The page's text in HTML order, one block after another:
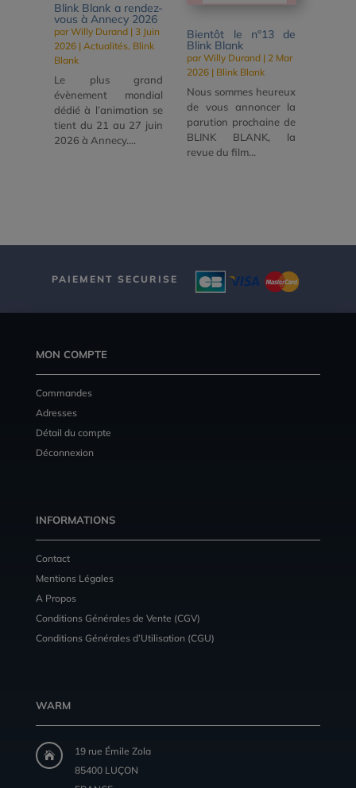
Blink Blank a rendez-
vous à Annecy 2026
parWilly Durand | 3 Juin
2026 |Actualités, Blink
Blank
Le plus grand
évènement mondial
dédié à l’animation se
tient du 21 au 27 juin
2026 à Annecy....
Bientôt le n°13 de
Blink Blank
parWilly Durand | 2 Mar
2026 | Blink Blank
Nous sommes heureux
de vous annoncer la
parution prochaine de
BLINK BLANK, la
revue du film...
PAIEMENT SECURISE
MON COMPTE
Commandes
Adresses
Détail du compte
Déconnexion
INFORMATIONS
Contact
Mentions Légales
A Propos
Conditions Générales de Vente (CGV)
Conditions Générales d’Utilisation (CGU)
WARM

19 rue Émile Zola
85400 LUÇON